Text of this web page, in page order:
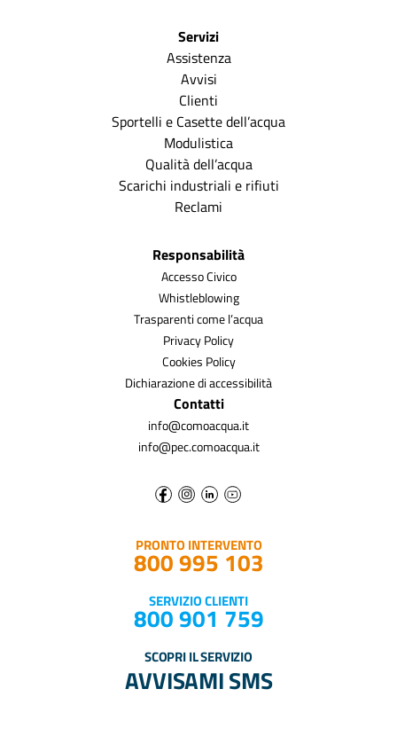
Servizi
Assistenza
Avvisi
Clienti
Sportelli e Casette dell’acqua
Modulistica
Qualità dell’acqua
Scarichi industriali e rifiuti
Reclami
Responsabilità
Accesso Civico
Whistleblowing
Trasparenti come l’acqua
Privacy Policy
Cookies Policy
Dichiarazione di accessibilità
Contatti
info@comoacqua.it
info@pec.comoacqua.it
PRONTO INTERVENTO
800 995 103
SERVIZIO CLIENTI
800 901 759
SCOPRI IL SERVIZIO
AVVISAMI SMS